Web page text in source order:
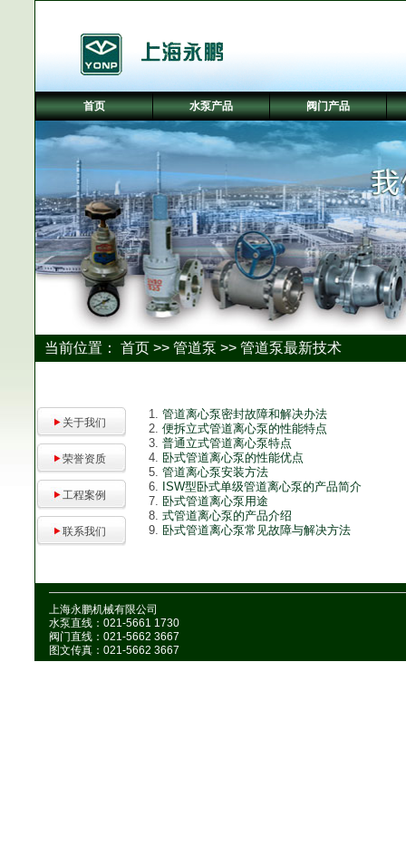
当前位置： 首页 >> 管道泵 >> 管道泵最新技术
关于我们
荣誉资质
工程案例
联系我们
管道离心泵密封故障和解决办法
便拆立式管道离心泵的性能特点
普通立式管道离心泵特点
卧式管道离心泵的性能优点
管道离心泵安装方法
ISW型卧式单级管道离心泵的产品简介
卧式管道离心泵用途
式管道离心泵的产品介绍
卧式管道离心泵常见故障与解决方法
上海永鹏机械有限公司
水泵直线：021-5661 1730
阀门直线：021-5662 3667
图文传真：021-5662 3667
首页 水泵产品 阀门产品